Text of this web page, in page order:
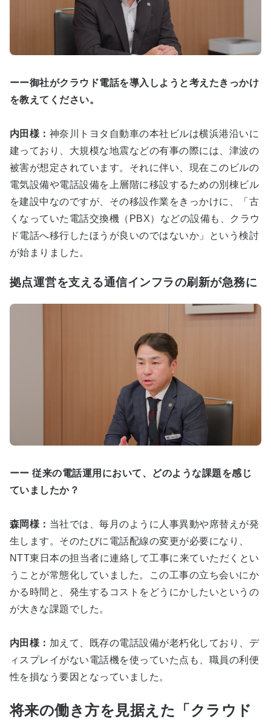
ーー御社がクラウド電話を導入しようと考えたきっかけ
を教えてください。
内田様： 神奈川トヨタ自動車の本社ビルは横浜港沿いに
建っており、大規模な地震などの有事の際には、津波の
被害が想定されています。それに伴い、現在このビルの
電気設備や電話設備を上層階に移設するための別棟ビル
を建設中なのですが、その移設作業をきっかけに、「古
くなっていた電話交換機（PBX）などの設備も、クラウ
ド電話へ移行したほうが良いのではないか」という検討
が始まりました。
拠点運営を支える通信インフラの刷新が急務に
ーー 従来の電話運用において、どのような課題を感じ
ていましたか？
森岡様： 当社では、毎月のように人事異動や席替えが発
生します。そのたびに電話配線の変更が必要になり、
NTT東日本の担当者に連絡して工事に来ていただくとい
うことが常態化していました。この工事の立ち会いにか
かる時間と、発生するコストをどうにかしたいというの
が大きな課題でした。
内田様： 加えて、既存の電話設備が老朽化しており、デ
ィスプレイがない電話機を使っていた点も、職員の利便
性を損なう要因となっていました。
将来の働き方を見据えた「クラウド